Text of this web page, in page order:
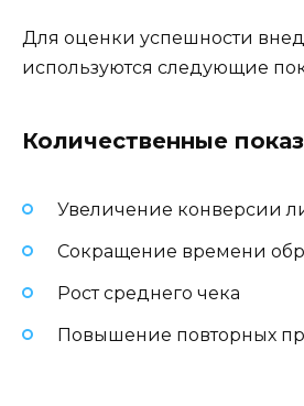
Для оценки успешности
используются следующие
Количественные
Увеличение конверсии
Сокращение времени
Рост среднего чека
Повышение повторных